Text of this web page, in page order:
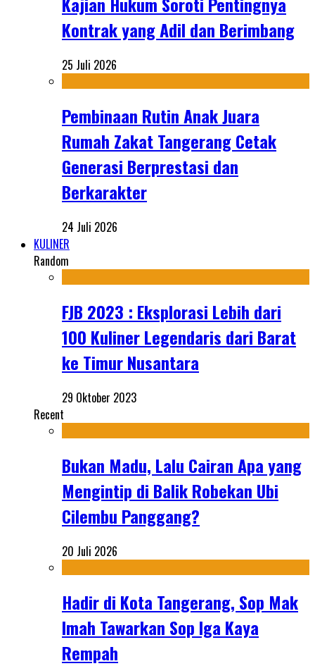
Kontrak yang Adil dan Berimbang
25 Juli 2026
Pembinaan Rutin Anak Juara
Rumah Zakat Tangerang Cetak
Generasi Berprestasi dan
Berkarakter
24 Juli 2026
KULINER
Random
FJB 2023 : Eksplorasi Lebih dari
100 Kuliner Legendaris dari Barat
ke Timur Nusantara
29 Oktober 2023
Recent
Bukan Madu, Lalu Cairan Apa yang
Mengintip di Balik Robekan Ubi
Cilembu Panggang?
20 Juli 2026
Hadir di Kota Tangerang, Sop Mak
Imah Tawarkan Sop Iga Kaya
Rempah